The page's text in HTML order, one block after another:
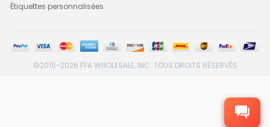
Étiquettes personnalisées
©2015-2026 FFA WHOLESALE, INC. TOUS DROITS RÉSERVÉS